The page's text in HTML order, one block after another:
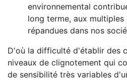
environnemental
long terme, aux
répandues dans nos
D'où la difficulté d'établir des
niveaux de clignotement qui
de sensibilité très variables